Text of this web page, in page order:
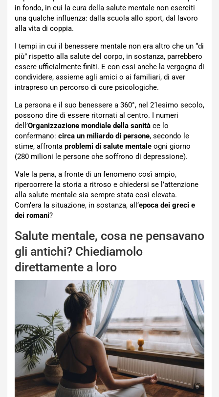
in fondo, in cui la cura della salute mentale non eserciti
una qualche influenza: dalla scuola allo sport, dal lavoro
alla vita di coppia.
I tempi in cui il benessere mentale non era altro che un “di
più” rispetto alla salute del corpo, in sostanza, parrebbero
essere ufficialmente finiti. E con essi anche la vergogna di
condividere, assieme agli amici o ai familiari, di aver
intrapreso un percorso di cure psicologiche.
La persona e il suo benessere a 360°, nel 21esimo secolo,
possono dire di essere ritornati al centro. I numeri
dell’Organizzazione mondiale della sanità ce lo
confermano: circa un miliardo di persone, secondo le
stime, affronta problemi di salute mentale ogni giorno
(280 milioni le persone che soffrono di depressione).
Vale la pena, a fronte di un fenomeno così ampio,
ripercorrere la storia a ritroso e chiedersi se l’attenzione
alla salute mentale sia sempre stata così elevata.
Com’era la situazione, in sostanza, all’epoca dei greci e
dei romani?
Salute mentale, cosa ne pensavano
gli antichi? Chiediamolo
direttamente a loro